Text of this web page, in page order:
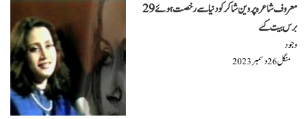
معروف شاعرہ پروین شاکر کو دنیا سے رخصت ہوئے 29
برس بیت گئے
وجود
منگل26دسمبر2023